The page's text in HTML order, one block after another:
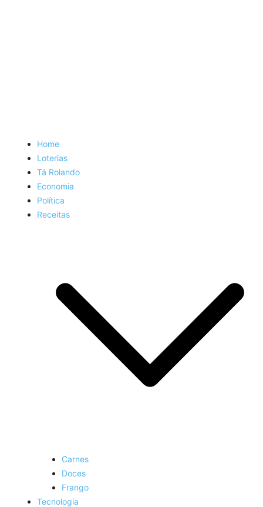
Home
Loterias
Tá Rolando
Economia
Política
Receitas
Carnes
Doces
Frango
Tecnologia